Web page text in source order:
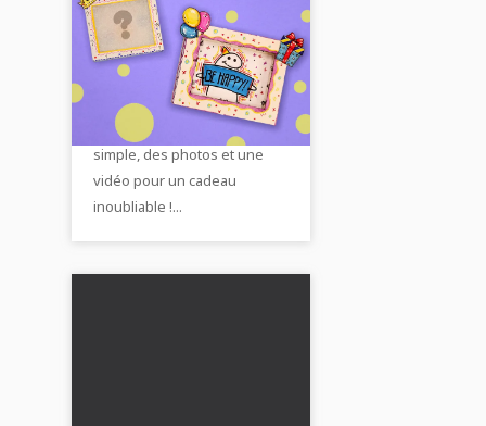
Créer une carte
flammes surprenante :
Guide étape par étape
simple avec photos et
vidéo
Apprends à créer une carte
de flammes surprise
magique - avec notre guide
simple, des photos et une
vidéo pour un cadeau
inoubliable !...